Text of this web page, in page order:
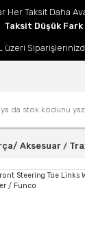
Her Taksit Daha
Taksit Düşük Fark
üzeri
Aksesuar